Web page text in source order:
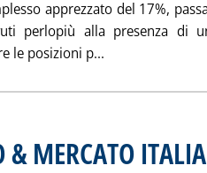
apprezzato del 17%,
perlopiù alla presenza di
le posizioni p...
& MERCATO ITALIA